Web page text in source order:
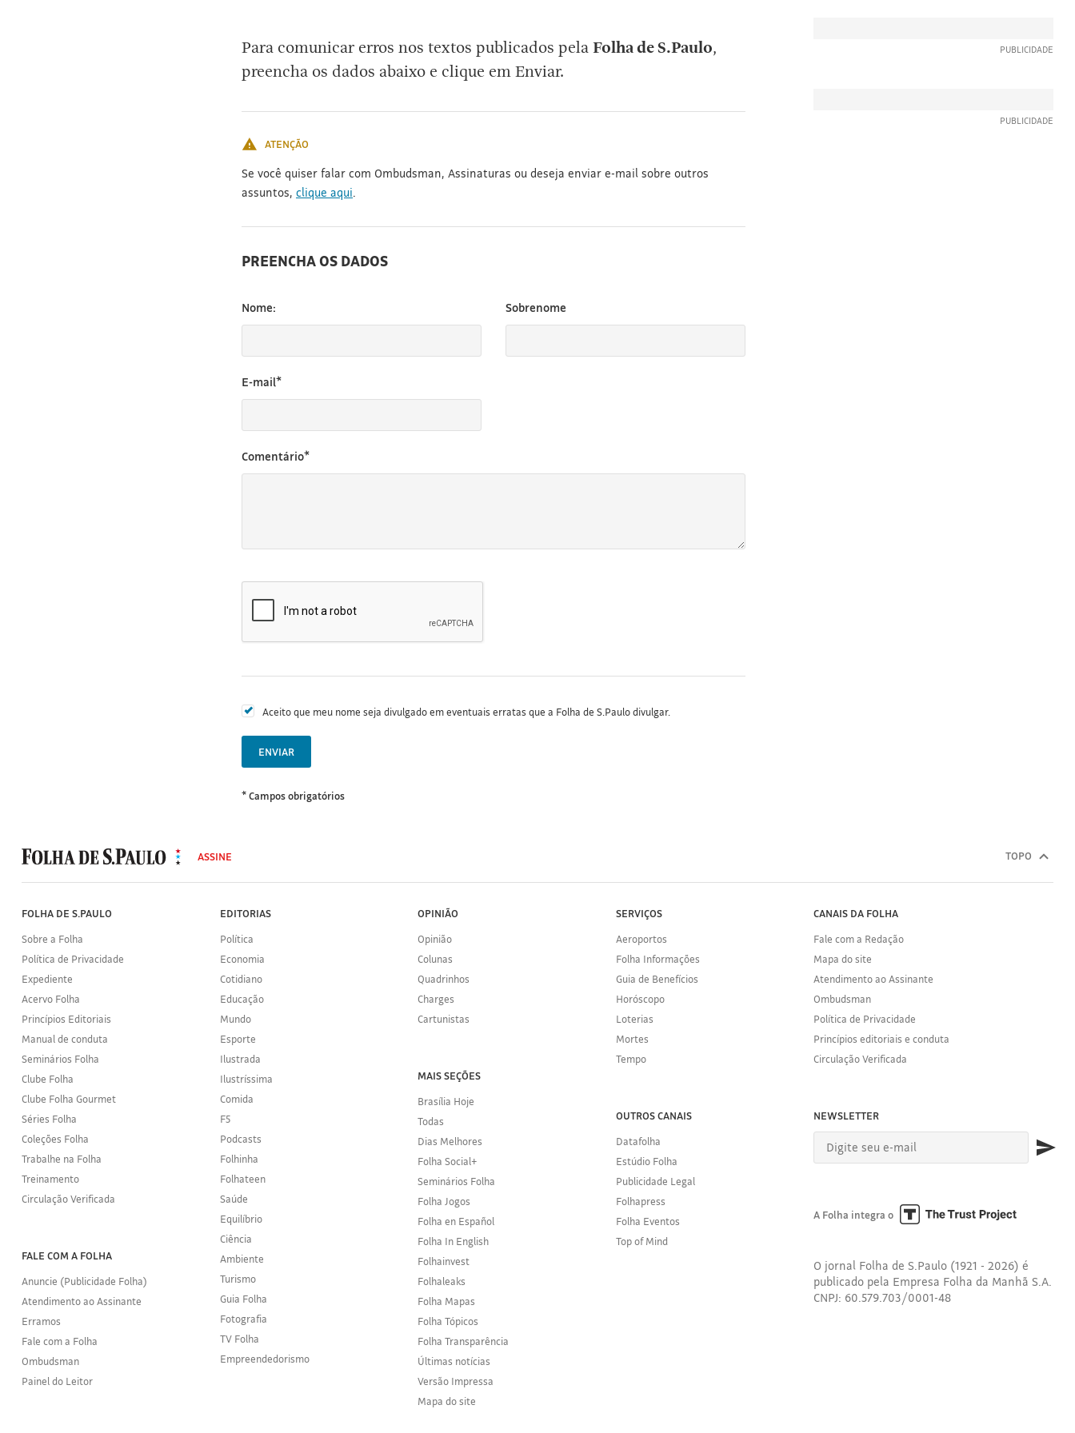
Para comunicar erros nos textos publicados pelaFolha de S.Paulo,
preencha os dados abaixo e clique em Enviar.
ATENÇÃO
Se você quiser falar com Ombudsman, Assinaturas ou deseja enviar e-mail sobre outros
assuntos, clique aqui.
PREENCHA OS DADOS
Nome: Sobrenome
E-mail*
Comentário*
Aceito que meu nome seja divulgado em eventuais erratas que a Folha de S.Paulo divulgar.
ENVIAR
* Campos obrigatórios
Folha
de
S.Paulo
ASSINE TOPO
FOLHA DE S.PAULO
Sobre a Folha
Política de Privacidade
Expediente
Acervo Folha
Princípios Editoriais
Manual de conduta
Seminários Folha
Clube Folha
Clube Folha Gourmet
Séries Folha
Coleções Folha
Trabalhe na Folha
Treinamento
Circulação Verificada
FALE COM A FOLHA
Anuncie (Publicidade Folha)
Atendimento ao Assinante
Erramos
Fale com a Folha
Ombudsman
Painel do Leitor
EDITORIAS
Política
Economia
Cotidiano
Educação
Mundo
Esporte
Ilustrada
Ilustríssima
Comida
F5
Podcasts
Folhinha
Folhateen
Saúde
Equilíbrio
Ciência
Ambiente
Turismo
Guia Folha
Fotografia
TV Folha
Empreendedorismo
OPINIÃO
Opinião
Colunas
Quadrinhos
Charges
Cartunistas
MAIS SEÇÕES
Brasília Hoje
Todas
Dias Melhores
Folha Social+
Seminários Folha
Folha Jogos
Folha en Español
Folha In English
Folhainvest
Folhaleaks
Folha Mapas
Folha Tópicos
Folha Transparência
Últimas notícias
Versão Impressa
Mapa do site
SERVIÇOS
Aeroportos
Folha Informações
Guia de Benefícios
Horóscopo
Loterias
Mortes
Tempo
OUTROS CANAIS
Datafolha
Estúdio Folha
Publicidade Legal
Folhapress
Folha Eventos
Top of Mind
CANAIS DA FOLHA
Fale com a Redação
Mapa do site
Atendimento ao Assinante
Ombudsman
Política de Privacidade
Princípios editoriais e conduta
Circulação Verificada
NEWSLETTER
A Folha integra o
O jornal Folha de S.Paulo (1921 - 2026) é
publicado pela Empresa Folha da Manhã S.A.
CNPJ: 60.579.703/0001-48